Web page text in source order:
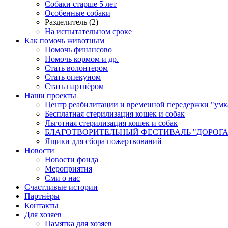
Собаки старше 5 лет
Особенные собаки
Разделитель (2)
На испытательном сроке
Как помочь животным
Помочь финансово
Помочь кормом и др.
Стать волонтером
Стать опекуном
Стать партнёром
Наши проекты
Центр реабилитации и временной передержки
Бесплатная стерилизация кошек и собак
Льготная стерилизация кошек и собак
БЛАГОТВОРИТЕЛЬНЫЙ ФЕСТИВАЛЬ
Ящики для сбора пожертвований
Новости
Новости фонда
Мероприятия
Сми о нас
Счастливые истории
Партнёры
Контакты
Для хозяев
Памятка для хозяев